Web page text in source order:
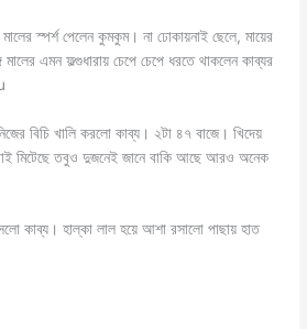
স্পর্শ পেলেন কুমকুম। না ঢোকায়নাই ছেলে, মায়ের
মালের এমন ফল্গুধারায় চেপে চেপে ধরতে থাকলেন কাব্যর
বিচি খালি করলো কাব্য। ২টা ৪৭ বাজে। খিদেয়
মিটেছে তবুও দুজনেই জানে বাকি আছে আরও অনেক
কাব্য। হাল্কা লাল হয়ে আশা রসালো পাছায় হাত